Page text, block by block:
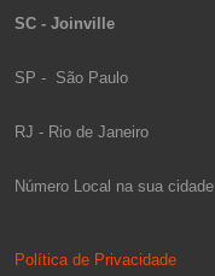
SC - Joinville
SP - São Paulo
RJ - Rio de Janeiro
Número Local na sua cidade
Política de Privacidade